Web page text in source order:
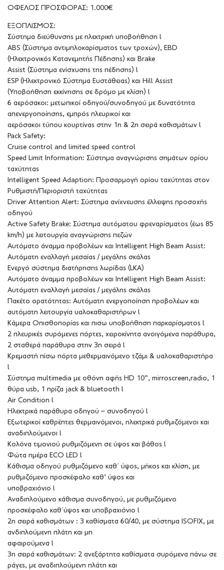
ΟΦΕΛΟΣ ΠΡΟΣΦΟΡΑΣ: 1.000€
ΕΞΟΠΛΙΣΜΟΣ:
Σύστημα διεύθυνσης με ηλεκτρική υποβοήθηση l
ABS (Σύστημα αντιμπλοκαρίσματος των τροχών), EBD
(Ηλεκτρονικός Κατανεμητής Πέδησης) και Brake
Assist (Σύστημα ενίσχυσης της πέδησης) l
ESP (Ηλεκτρονικό Σύστημα Ευστάθειας) και Hill Assist
(Υποβοήθηση εκκίνησης σε δρόμο με κλίση) l
6 αερόσακοι: μετωπικοί οδηγού/συνοδηγού με δυνατότητα
απενεργοποίησης, εμπρός πλευρικοί και
αερόσακοι τύπου κουρτίνας στην 1η & 2η σειρά καθισμάτων l
Pack Safety:
Cruise control and limited speed control
Speed Limit Information: Σύστημα αναγνώρισης σημάτων ορίου
ταχύτητας
Intelligent Speed Adaption: Προσαρμογή ορίου ταχύτητας στον
Ρυθμιστή/Περιοριστή ταχύτητας
Driver Attention Alert: Σύστημα ανίχνευσης έλλειψης προσοχής
οδηγού
Active Safety Brake: Σύστημα αυτόματου φρεναρίσματος (έως 85
km/h) με λειτουργία αναγνώρισης πεζών
Αυτόματο άναμμα προβολέων και Intelligent High Beam Assist:
Αυτόματη εναλλαγή μεσαίας / μεγάλης σκάλας
Ενεργό σύστημα διατήρησης λωρίδας (LKA)
Αυτόματο άναμμα προβολέων και Intelligent High Beam Assist:
Αυτόματη εναλλαγή μεσαίας / μεγάλης σκάλας
Πακέτο ορατότητας: Αυτόματη ενεργοποίηση προβολέων και
αυτόματη λειτουργία υαλοκαθαριστήρων l
Κάμερα Οπισθοπορίας και πισω υποβοήθηση παρκαρίσματος l
2 πλευρικές συρόμενες πόρτες, χειροκίνητα ανοιγόμενα παράθυρα,
2 σταθερά παράθυρα στην 3η σειρά l
Κρεμαστή πίσω πόρτα μεθερμαινόμενο τζάμι & υαλοκαθαριστήρα
l
Σύστημα multimedia με οθόνη αφής HD 10”, mirroscreen,radio, 1
θύρα usb, 1 πρίζα jack & bluetooth l
Air Condition l
Ηλεκτρικά παράθυρα οδηγού – συνοδηγού l
Eξωτερικοί καθρέπτες θερμαινόμενοι, ηλεκτρικά ρυθμιζόμενοι και
αναδιπλούμενοι l
Κολόνα τιμονιού ρυθμιζόμενη σε ύψος και βάθος l
Φώτα ημέρα ECO LED l
Κάθισμα οδηγού ρυθμιζόμενο καθ΄ ύψος, μήκος και κλίση, με
ρυθμιζόμενο προσκέφαλο καθ’ ύψος και
υποβραχιόνιο l
Αναδιπλούμενο κάθισμα συνοδηγού, με ρυθμιζόμενο
προσκέφαλο καθ΄ύψος και υποβραχιόνιο l
2η σειρά καθισμάτων : 3 καθίσματα 60/40, με σύστημα ISOFIX, με
ανδιπλούμενη πλάτη και μη
αφαιρούμενα l
3η σειρά καθισμάτων: 2 ανεξάρτητα καθίσματα συρόμενα πάνω σε
ράγες, με αναδιπλούμενη πλάτη και